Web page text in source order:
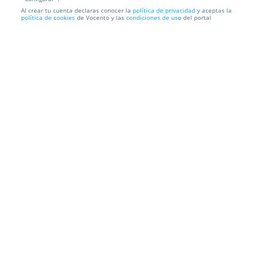
¡Tu coche como nuevo! Exterior, interior, tapicería y
ozono
Al crear tu cuenta declaras conocer la política de privacidad y aceptas la
política de cookies de Vocento y las condiciones de uso del portal